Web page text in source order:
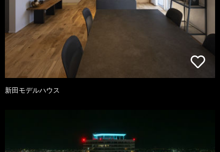
新田モデルハウス